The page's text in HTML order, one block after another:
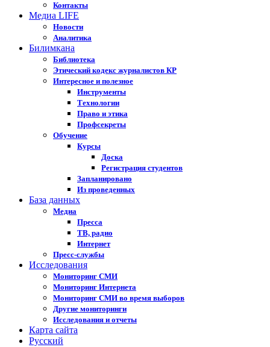
Контакты
Медиа LIFE
Новости
Аналитика
Билимкана
Библиотека
Этический кодекс журналистов КР
Интересное и полезное
Инструменты
Технологии
Право и этика
Профсекреты
Обучение
Курсы
Доска
Регистрация студентов
Запланировано
Из проведенных
База данных
Медиа
Пресса
ТВ, радио
Интернет
Пресс-службы
Исследования
Мониторинг СМИ
Мониторинг Интернета
Мониторинг СМИ во время выборов
Другие мониторинги
Исследования и отчеты
Карта сайта
Русский